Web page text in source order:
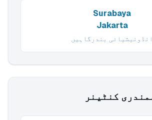
Surabaya
Jakarta
انڈونیشیائی بندرگاہیں